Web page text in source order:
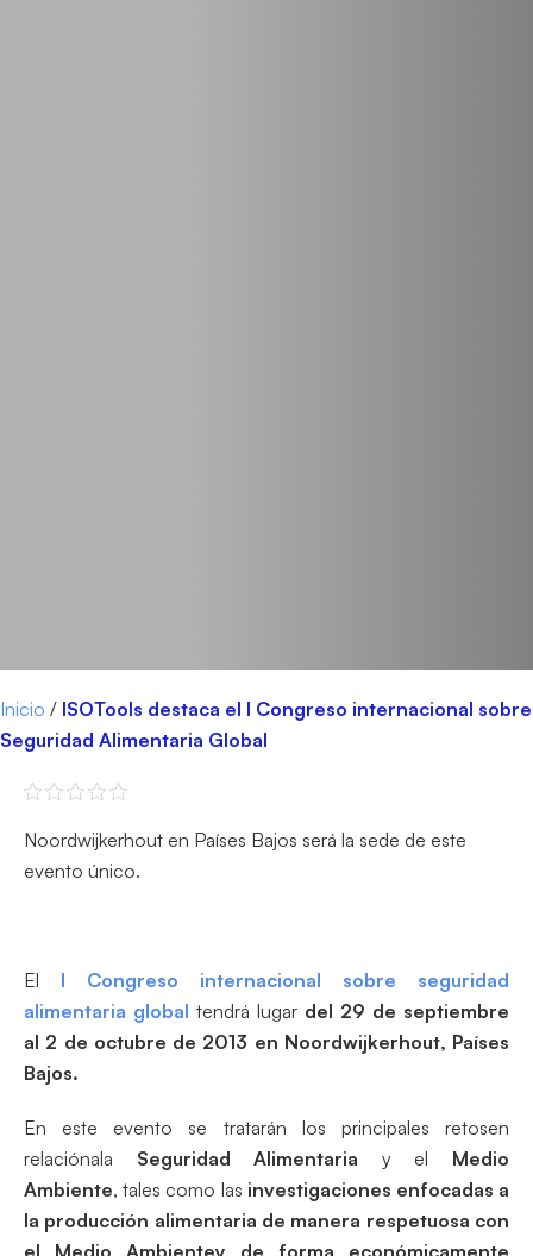
Inicio / ISOTools destaca el I Congreso internacional sobre
Seguridad Alimentaria Global
Noordwijkerhout en Países Bajos será la sede de este
evento único.
El I Congreso internacional sobre seguridad
alimentaria global tendrá lugar del 29 de septiembre
al 2 de octubre de 2013 en Noordwijkerhout, Países
Bajos.
En este evento se tratarán los principales retosen
relaciónala Seguridad Alimentaria y el Medio
Ambiente, tales como las investigaciones enfocadas a
la producción alimentaria de manera respetuosa con
el Medio Ambientey de forma económicamente